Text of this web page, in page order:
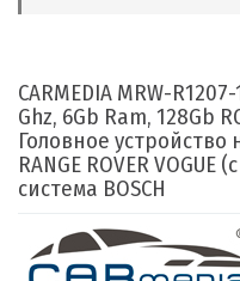
CARMEDIA MRW-
Ghz, 6Gb Ram, 128Gb
Головное устройство
RANGE ROVER VOGUE
система BOSCH